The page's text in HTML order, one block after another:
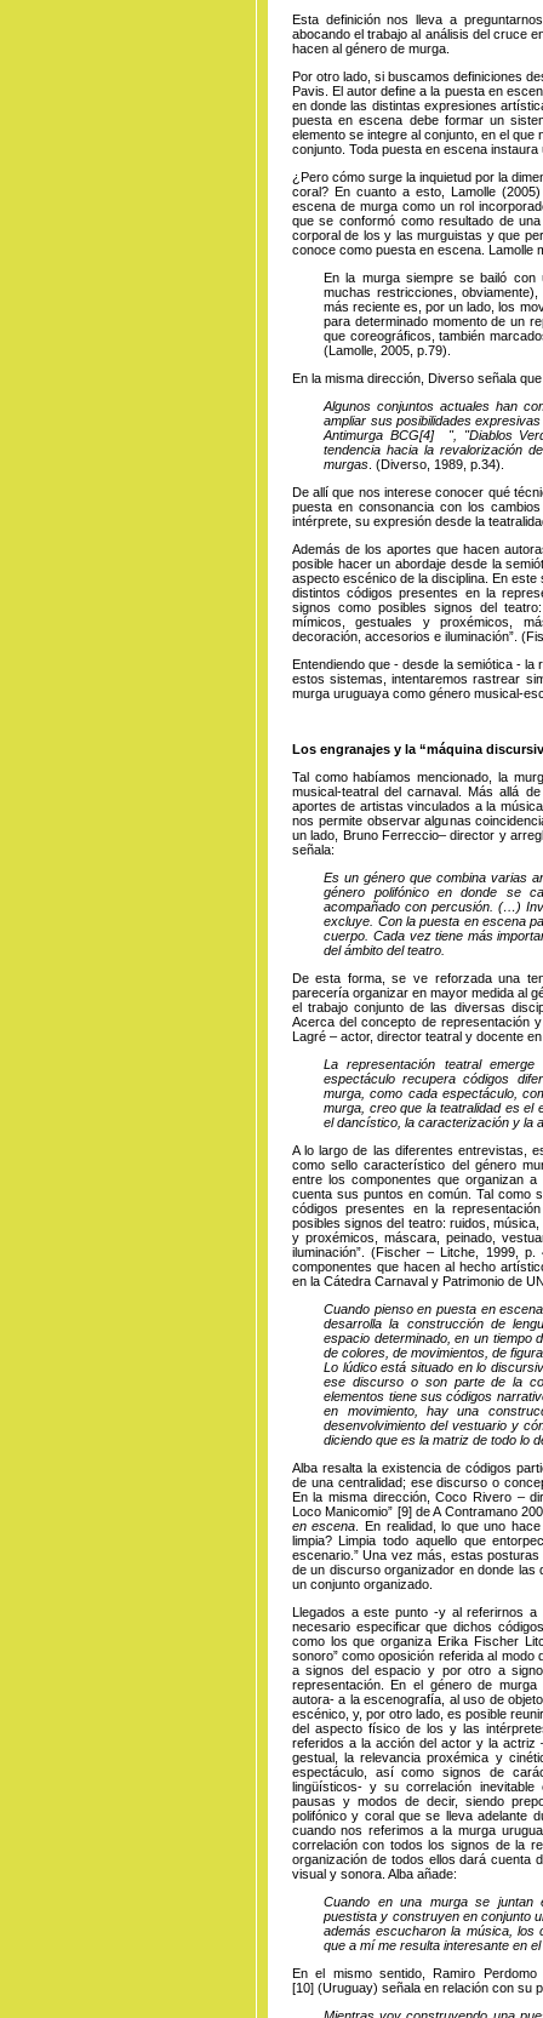
Esta definición nos lleva a
abocando el trabajo al análisis del cruce
hacen al género de murga.
Por otro lado, si buscamos definiciones
Pavis. El autor define a la puesta en
en donde las distintas expresiones
puesta en escena debe formar un
elemento se integre al conjunto, en el
conjunto. Toda puesta en escena
¿Pero cómo surge la inquietud por la
coral? En cuanto a esto, Lamolle
escena de murga como un rol
que se conformó como resultado de
corporal de los y las murguistas y que
conoce como puesta en escena. Lamolle
En la murga siempre se bailó con
muchas restricciones,
más reciente es, por un lado, los
para determinado momento de un
que coreográficos, también
(Lamolle, 2005, p.79).
En la misma dirección, Diverso señala
Algunos conjuntos actuales han
ampliar sus posibilidades
Antimurga BCG[4]", "Diablos
tendencia hacia la revalorización
murgas . (Diverso, 1989, p.34).
De allí que nos interese conocer qué
puesta en consonancia con los
intérprete, su expresión desde la
Además de los aportes que hacen
posible hacer un abordaje desde la
aspecto escénico de la disciplina. En
distintos códigos presentes en la
signos como posibles signos del
mímicos, gestuales y proxémicos,
decoración, accesorios e iluminación”.
Entendiendo que - desde la semiótica -
estos sistemas, intentaremos rastrear
murga uruguaya como género musical-
Los engranajes y la “máquina
Tal como habíamos mencionado, la
musical-teatral del carnaval. Más allá
aportes de artistas vinculados a la
nos permite observar algunas
un lado, Bruno Ferreccio– director y
señala:
Es un género que combina varias
género polifónico en donde se
acompañado con percusión. (…)
excluye. Con la puesta en escena
cuerpo. Cada vez tiene más
del ámbito del teatro.
De esta forma, se ve reforzada una
parecería organizar en mayor medida al
el trabajo conjunto de las diversas
Acerca del concepto de representación
Lagré – actor, director teatral y docente
La representación teatral
espectáculo recupera códigos
murga, como cada espectáculo,
murga, creo que la teatralidad es el
el dancístico, la caracterización y la
A lo largo de las diferentes entrevistas,
como sello característico del género
entre los componentes que organizan
cuenta sus puntos en común. Tal como
códigos presentes en la
posibles signos del teatro: ruidos,
y proxémicos, máscara, peinado,
iluminación”. (Fischer – Litche, 1999,
componentes que hacen al hecho
en la Cátedra Carnaval y Patrimonio de
Cuando pienso en puesta en
desarrolla la construcción de
espacio determinado, en un tiempo
de colores, de movimientos, de
Lo lúdico está situado en lo
ese discurso o son parte de la
elementos tiene sus códigos
en movimiento, hay una
desenvolvimiento del vestuario y
diciendo que es la matriz de todo lo
Alba resalta la existencia de códigos
de una centralidad; ese discurso o
En la misma dirección, Coco Rivero –
LocoManicomio” [9]de A Contramano
en escena . En realidad, lo que uno
limpia? Limpia todo aquello que
escenario.” Una vez más, estas
de un discurso organizador en donde
un conjunto organizado.
Llegados a este punto -y al referirnos a
necesario especificar que dichos
como los que organiza Erika Fischer
sonoro” como oposición referida al
a signos del espacio y por otro a
representación. En el género de
autora- a la escenografía, al uso de
escénico, y, por otro lado, es posible
del aspecto físico de los y las
referidos a la acción del actor y la actriz
gestual, la relevancia proxémica y
espectáculo, así como signos de
lingüísticos- y su correlación inevitable
pausas y modos de decir, siendo
polifónico y coral que se lleva adelante
cuando nos referimos a la murga
correlación con todos los signos de la
organización de todos ellos dará cuenta
visual y sonora. Alba añade:
Cuando en una murga se juntan
puestista y construyen en conjunto
además escucharon la música,
que a mí me resulta interesante en
En el mismo sentido, Ramiro
[10](Uruguay) señala en relación con su
Mientras voy construyendo una